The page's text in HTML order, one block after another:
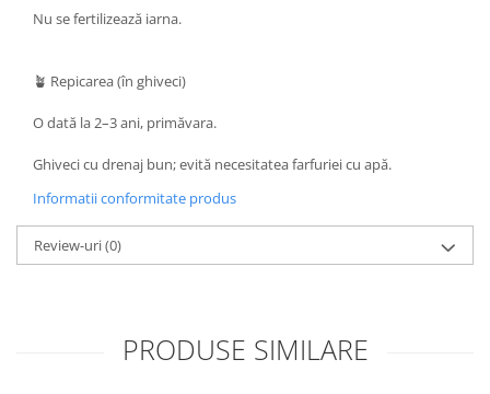
Nu se fertilizează iarna.
🪴 Repicarea (în ghiveci)
O dată la 2–3 ani, primăvara.
Ghiveci cu drenaj bun; evită necesitatea farfuriei cu apă.
Informatii conformitate produs
Review-uri(0)
PRODUSE SIMILARE